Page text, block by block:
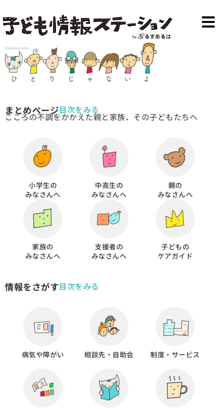
まとめページ目次をみる
こころの不調をかかえた親と家族、その子どもたちへ
小学生の
みなさんへ
中高生の
みなさんへ
親の
みなさんへ
家族の
みなさんへ
支援者の
みなさんへ
子どもの
ケアガイド
情報をさがす目次をみる
病気や障がい 相談先・自助会 制度・サービス